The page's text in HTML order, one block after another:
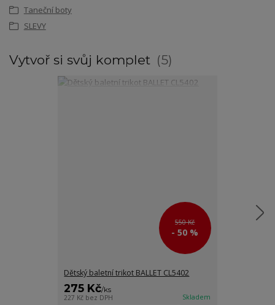
Taneční boty
SLEVY
Vytvoř si svůj komplet 5
550 Kč
- 50 %
Dětský baletní trikot BALLET CL5402
275 Kč/ks
227 Kč bez DPH Skladem